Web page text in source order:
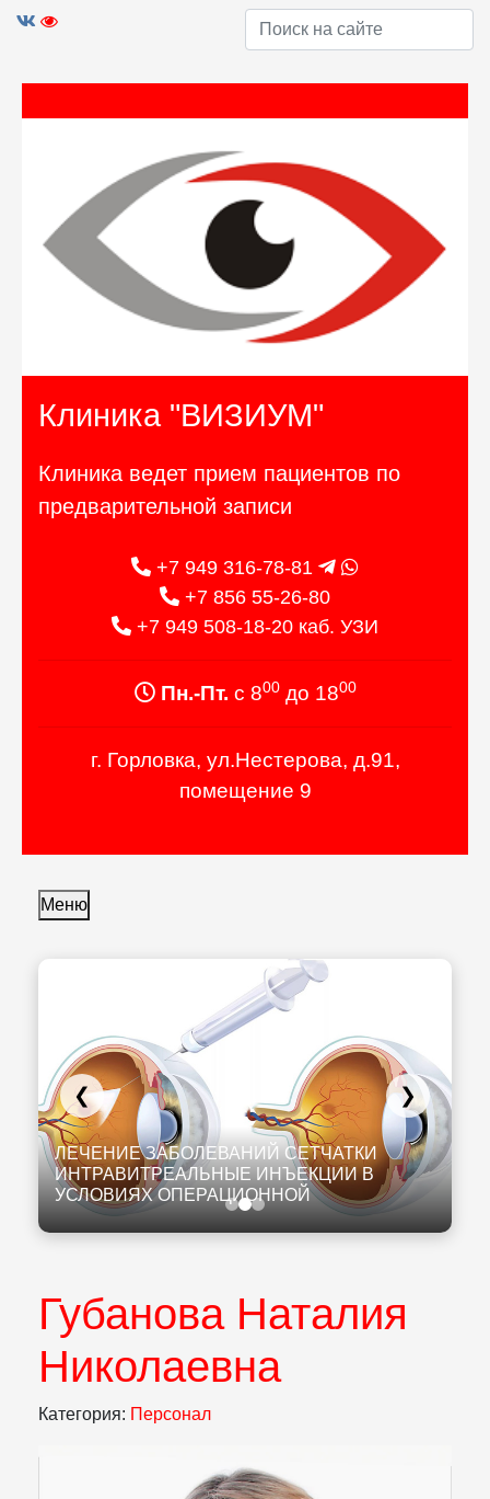
Клиника "ВИЗИУМ"
Клиника ведет прием пациентов по
предварительной записи
+7 949 316-78-81
+7 856 55-26-80
+7 949 508-18-20 каб. УЗИ
Пн.-Пт. с 800до 1800
г. Горловка, ул.Нестерова, д.91,
помещение 9
Меню
ЛЕЧЕНИЕ ЗАБОЛЕВАНИЙ СЕТЧАТКИ
ИНТРАВИТРЕАЛЬНЫЕ ИНЪЕКЦИИ В
УСЛОВИЯХ ОПЕРАЦИОННОЙ
❮ ❯
Губанова Наталия
Николаевна
Категория: Персонал